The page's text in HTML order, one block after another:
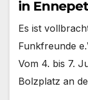
in
Es ist
Funkfreunde
Vom 4. bis 7.
Bolzplatz an